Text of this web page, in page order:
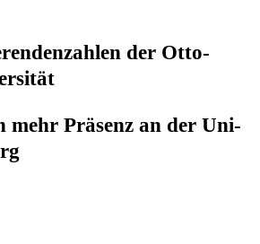
der Otto-
mehr Prä­senz an der Uni­